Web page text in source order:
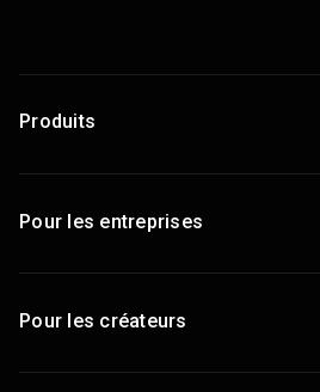
Produits
Pour les entreprises
Pour les créateurs